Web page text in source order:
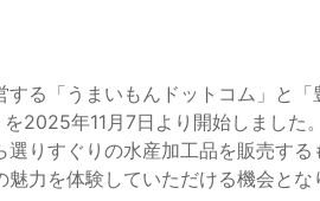
する「うまいもんドットコム」と
を2025年11月7日より開始しまし
選りすぐりの水産加工品を販売す
力を体験していただける機会とな